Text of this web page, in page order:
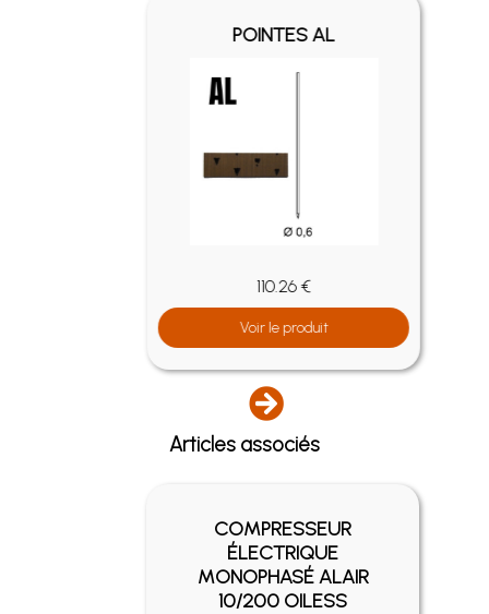
POINTES AL
110.26 €
Voir le produit
Articles associés
COMPRESSEUR
ÉLECTRIQUE
MONOPHASÉ ALAIR
10/200 OILESS